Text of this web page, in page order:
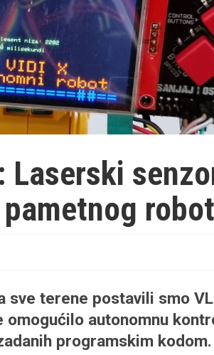
Laserski
sve terene postavili smo
autonomnu
programskim kodom.